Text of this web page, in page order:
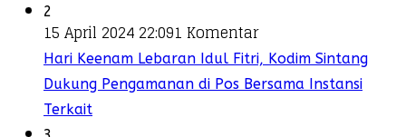
2
15 April 2024 22:091 Komentar
Hari Keenam Lebaran Idul Fitri, Kodim Sintang
Dukung Pengamanan di Pos Bersama Instansi
Terkait